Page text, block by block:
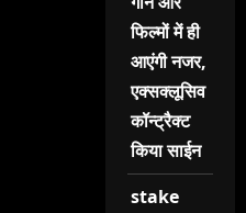
फिल्मों में ही
आएंगी नजर,
एक्सक्लूसिव
कॉन्ट्रैक्ट
किया साईन
stake